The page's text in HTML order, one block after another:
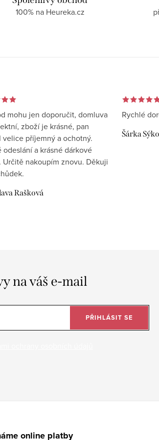
100% na Heureka.cz
mohu jen doporučit, domluva
zboží je krásné, pan
velice příjemný a ochotný.
odeslání a krásné dárkové
Určitě nakoupím znovu. Děkuji
Rašková
Rychlé
Šárka
na váš e-mail
PŘIHLÁSIT SE
online platby